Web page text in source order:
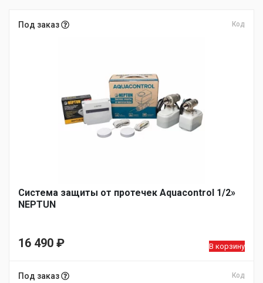
Под заказ Код
Система защиты от протечек Aquacontrol 1/2»
NEPTUN
16 490 ₽ В корзину
Под заказ Код